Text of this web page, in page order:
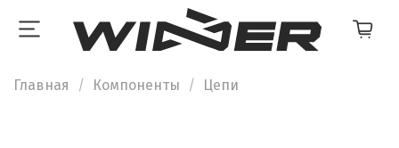
Главная Компоненты Цепи